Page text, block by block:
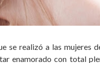
se realizó a las mujeres
enamorado con total